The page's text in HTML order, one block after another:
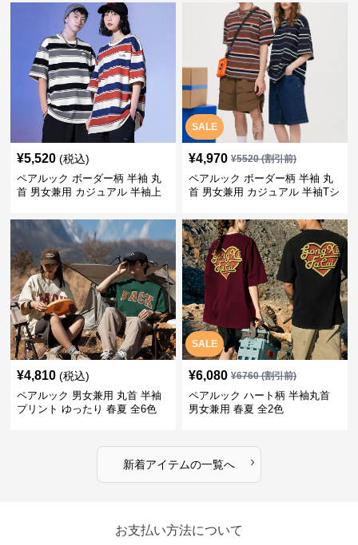
¥5,520 (税込)
ペアルック ボーダー柄 半袖 丸
首 男女兼用 カジュアル 半袖上
SALE
¥4,970 ¥5520(割引前)
ペアルック ボーダー柄 半袖 丸
首 男女兼用 カジュアル 半袖Tシ
¥4,810 (税込)
ペアルック 男女兼用 丸首 半袖
プリント ゆったり 春夏 全6色
SALE
¥6,080 ¥6760(割引前)
ペアルック ハート柄 半袖丸首
男女兼用 春夏 全2色
新着アイテムの一覧へ ›
お支払い方法について